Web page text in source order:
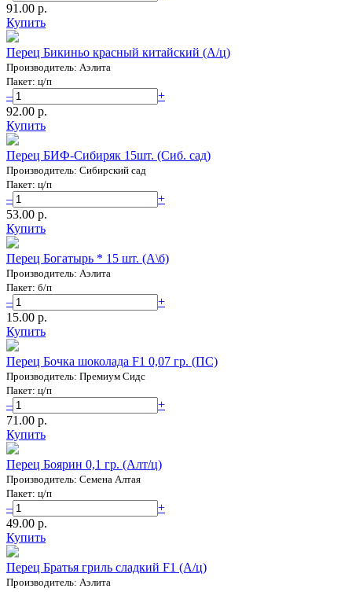
91.00 p.
Купить
Перец Бикиньо красный китайский (А/ц)
Производитель: Аэлита
Пакет: ц/п
–
+
92.00 p.
Купить
Перец БИФ-Сибиряк 15шт. (Сиб. сад)
Производитель: Сибирский сад
Пакет: ц/п
–
+
53.00 p.
Купить
Перец Богатырь * 15 шт. (А\б)
Производитель: Аэлита
Пакет: б/п
–
+
15.00 p.
Купить
Перец Бочка шоколада F1 0,07 гр. (ПС)
Производитель: Премиум Сидс
Пакет: ц/п
–
+
71.00 p.
Купить
Перец Боярин 0,1 гр. (Алт/ц)
Производитель: Семена Алтая
Пакет: ц/п
–
+
49.00 p.
Купить
Перец Братья гриль сладкий F1 (А/ц)
Производитель: Аэлита